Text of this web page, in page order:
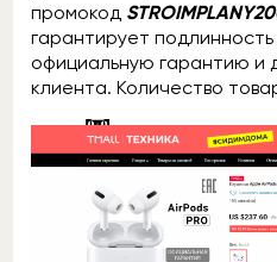
промокод
гарантирует
официальную гарантию и
клиента. Количество